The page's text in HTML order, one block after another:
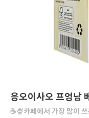
응오이사오 프엉남
☕🍨카페에서 가장 많이